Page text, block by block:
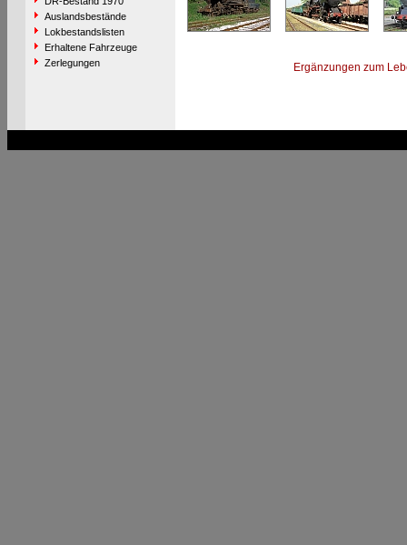
Auslandsbestände
Lokbestandslisten
Erhaltene Fahrzeuge
Zerlegungen
Ergänzungen zum